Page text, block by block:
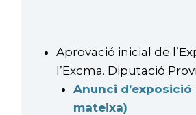
Aprovació inicial de
l’Excma. Diputació
Anunci
mateixa)